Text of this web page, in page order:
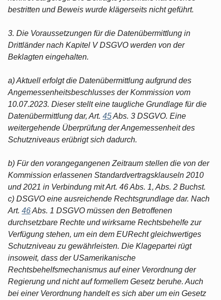
bestritten und Beweis wurde klägerseits nicht geführt.
3. Die Voraussetzungen für die Datenübermittlung in
Drittländer nach Kapitel V DSGVO werden von der
Beklagten eingehalten.
a) Aktuell erfolgt die Datenübermittlung aufgrund des
Angemessenheitsbeschlusses der Kommission vom
10.07.2023. Dieser stellt eine taugliche Grundlage für die
Datenübermittlung dar, Art. 45Abs. 3 DSGVO. Eine
weitergehende Überprüfung der Angemessenheit des
Schutzniveaus erübrigt sich dadurch.
b) Für den vorangegangenen Zeitraum stellen die von der
Kommission erlassenen Standardvertragsklauseln 2010
und 2021 in Verbindung mit Art. 46 Abs. 1, Abs. 2 Buchst.
c) DSGVO eine ausreichende Rechtsgrundlage dar. Nach
Art. 46Abs. 1 DSGVO müssen den Betroffenen
durchsetzbare Rechte und wirksame Rechtsbehelfe zur
Verfügung stehen, um ein dem EURecht gleichwertiges
Schutzniveau zu gewährleisten. Die Klagepartei rügt
insoweit, dass der USamerikanische
Rechtsbehelfsmechanismus auf einer Verordnung der
Regierung und nicht auf formellem Gesetz beruhe. Auch
bei einer Verordnung handelt es sich aber um ein Gesetz